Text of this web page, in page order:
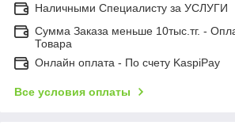
Наличными Специалисту за УСЛУГИ
Сумма Заказа меньше 10тыс.тг. -
Товара
Онлайн оплата - По счету KaspiPay
Все условия оплаты